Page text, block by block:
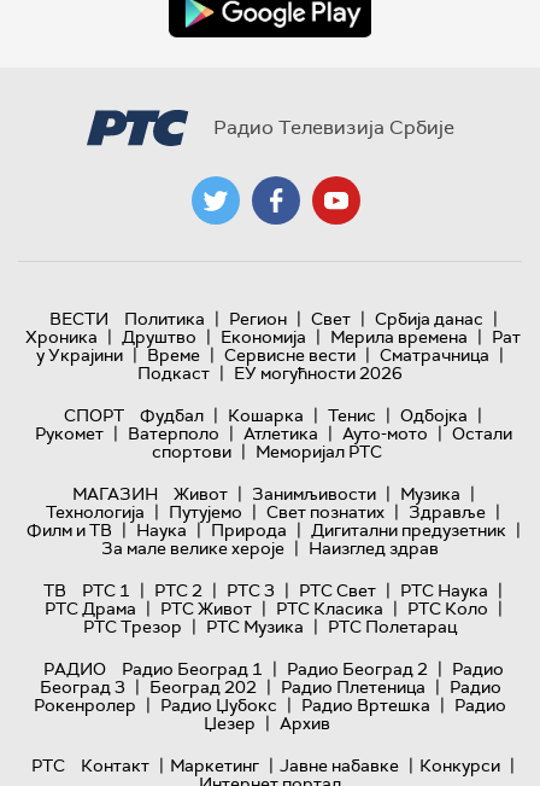
Радио Телевизија Србије
ВЕСТИ Политика | Регион | Свет | Србија данас |
Хроника | Друштво | Економија | Мерила времена | Рат
у Украјини | Време | Сервисне вести | Сматрачница |
Подкаст | ЕУ могућности 2026
СПОРТ
Фудбал | Кошарка | Тенис | Одбојка |
Рукомет | Ватерполо | Атлетика | Ауто-мото | Остали
спортови | Меморијал РТС
МАГАЗИН
Живот | Занимљивости | Музика |
Технологијa | Путујемо | Свет познатих | Здравље |
Филм и ТВ | Наука | Природа | Дигитални предузетник |
За мале велике хероје | Наизглед здрав
ТВ
РТС 1 | РТС 2 | РТС 3 | РТС Свет | РТС Наука |
РТС Драма | РТС Живот | РТС Класика | РТС Коло |
РТС Трезор | РТС Музика | РТС Полетарац
РАДИО
Радио Београд 1 | Радио Београд 2 | Радио
Београд 3 | Београд 202 | Радио Плетеница | Радио
Рокенролер | Радио Џубокс | Радио Вртешка | Радио
Џезер | Архив
РТС
Контакт | Маркетинг | Јавне набавке | Конкурси |